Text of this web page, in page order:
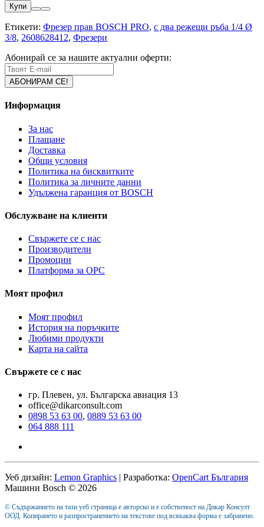
Купи
Етикети: Фрезер прав BOSCH PRO, с два режещи ръба 1/4 Ø
3/8, 2608628412, Фрезери
Абонирай се за нашите актуални оферти:
Информация
За нас
Плащане
Доставка
Общи условия
Политика на бисквитките
Политика за личните данни
Удължена гаранция от BOSCH
Обслужване на клиенти
Свържете се с нас
Производители
Промоции
Платформа за ОРС
Моят профил
Моят профил
История на поръчките
Любими продукти
Карта на сайта
Свържете се с нас
гр. Плевен, ул. Българска авиация 13
office@dikarconsult.com
0898 53 63 00, 0889 53 63 00
064 888 111
Уеб дизайн: Lemon Graphics | Разработка: OpenCart България
Машини Bosch © 2026
© Съдържанието на тази уеб страница е авторско и е собственост на Дикар Консулт
ООД. Копирането и разпространението на текстове под всякаква форма е забранено.